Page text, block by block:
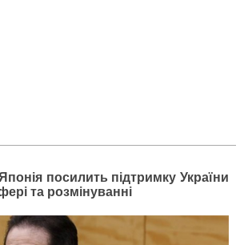
посилить підтримку України
та розмінуванні